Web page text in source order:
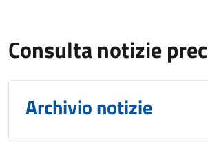
Consulta notizie
Archivio notizie